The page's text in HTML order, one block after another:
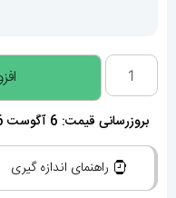
ساعت
کارتیه
زنانه
مدل
بایگنور
بروزرسانی قیمت: 6 آگوست 2026
راهنمای اندازه گیری